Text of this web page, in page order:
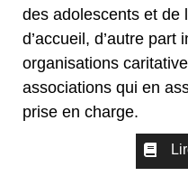
des adolescents et de
d’accueil, d’autre
organisations
associations qui en
prise en charge.